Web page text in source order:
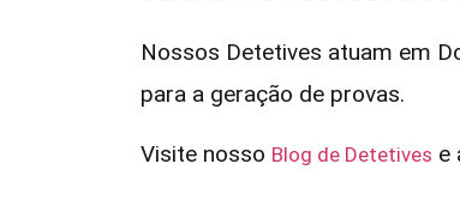
Nossos Detetives atuam em
para a geração de provas.
Visite nosso Blog de Detetives e